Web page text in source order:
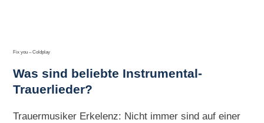
Fix you – Coldplay
Was sind beliebte Instrumental-
Trauerlieder?
Trauermusiker Erkelenz: Nicht immer sind auf einer